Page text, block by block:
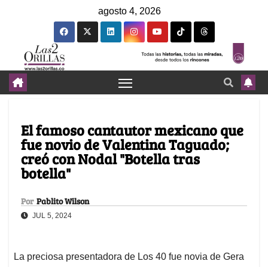
agosto 4, 2026
El famoso cantautor mexicano que
fue novio de Valentina Taguado;
creó con Nodal "Botella tras
botella"
Por Pablito Wilson
JUL 5, 2024
La preciosa presentadora de Los 40 fue novia de Gera